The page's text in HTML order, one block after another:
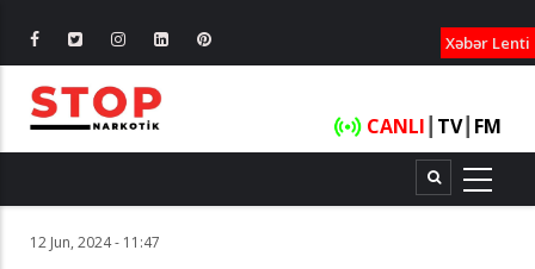
Xəbər Lenti
CANLI TV┃ FM
12 Jun, 2024 - 11:47